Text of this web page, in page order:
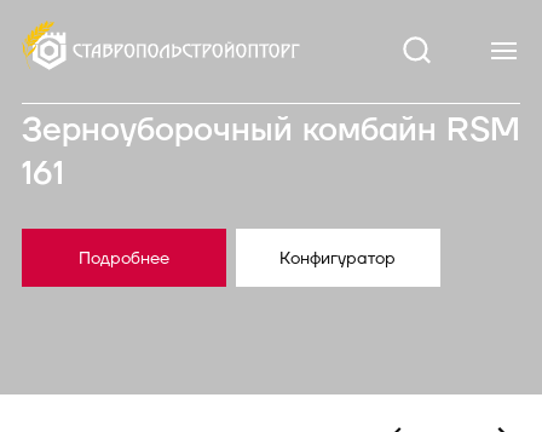
Зерноуборочный комбайн RSM
161
Подробнее Конфигуратор